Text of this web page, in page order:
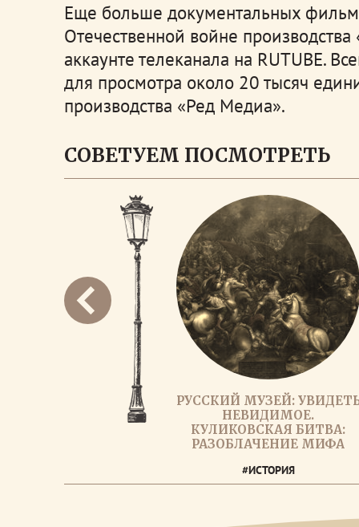
Еще больше документальных
Отечественной войне
аккаунте телеканала на RUTUBE.
для просмотра около 20 тысяч
производства «Ред Медиа».
СОВЕТУЕМ ПОСМОТРЕТЬ
РУССКИЙ МУЗЕЙ:
НЕВИДИМОЕ.
КУЛИКОВСКАЯ БИТВА:
РАЗОБЛАЧЕНИЕ МИФА
#ИСТОРИЯ